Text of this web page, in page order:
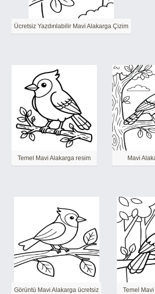
Ücretsiz Yazdırılabilir Mavi Alakarga Çizim
Temel Mavi Alakarga resim Mavi
Görüntü Mavi Alakarga ücretsiz Temel